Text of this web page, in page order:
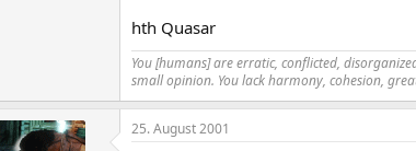
hth Quasar
You [humans] are erratic, conflicted,
small opinion. You lack harmony, cohesion,
25. August 2001